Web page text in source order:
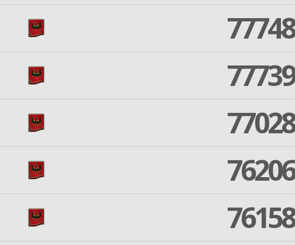
77748
77739
77028
76206
76158